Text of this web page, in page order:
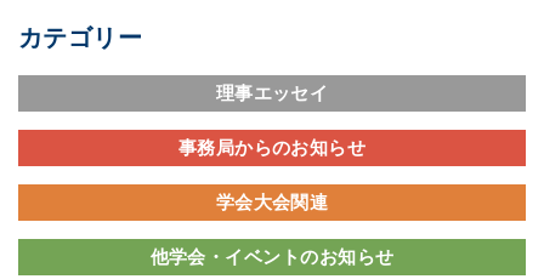
カテゴリー
理事エッセイ
事務局からのお知らせ
学会大会関連
他学会・イベントのお知らせ